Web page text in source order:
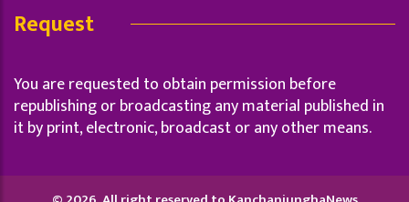
Request
You are requested to obtain permission before
republishing or broadcasting any material published in
it by print, electronic, broadcast or any other means.